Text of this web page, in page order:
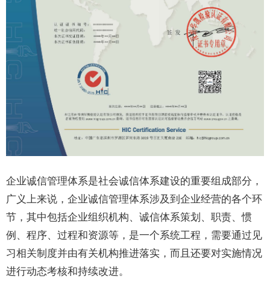
企业诚信管理体系是社会诚信体系建设的重要组成部分，
广义上来说，企业诚信管理体系涉及到企业经营的各个环
节，其中包括企业组织机构、诚信体系策划、职责、惯
例、程序、过程和资源等，是一个系统工程，需要通过见
习相关制度并由有关机构推进落实，而且还要对实施情况
进行动态考核和持续改进。